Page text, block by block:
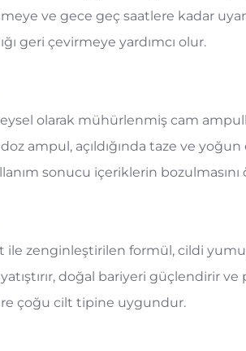
ve gece geç saatlere kadar
geri çevirmeye yardımcı olur.
olarak mühürlenmiş cam
ampul, açıldığında taze ve
sonucu içeriklerin bozulmasını
ile zenginleştirilen formül, cildi
doğal bariyeri güçlendirir
çoğu cilt tipine uygundur.